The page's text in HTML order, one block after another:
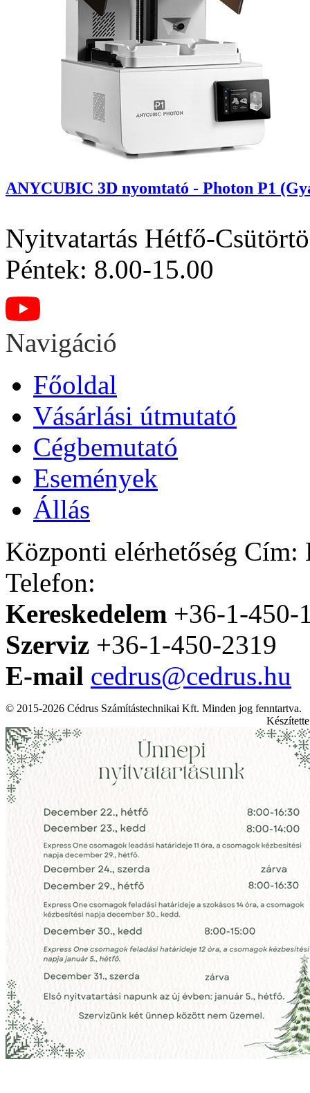
ANYCUBIC 3D nyomtató - Photon P1
Nyitvatartás Hétfő-
Péntek: 8.00-15.00
Navigáció
Főoldal
Vásárlási útmutató
Cégbemutató
Események
Állás
Központi elérhetőség Cím:
Telefon:
Kereskedelem +36-1-450-
Szerviz +36-1-450-2319
E-mail cedrus@cedrus.hu
© 2015-2026 Cédrus Számítástechnikai Kft. Minden jog fenntartva.